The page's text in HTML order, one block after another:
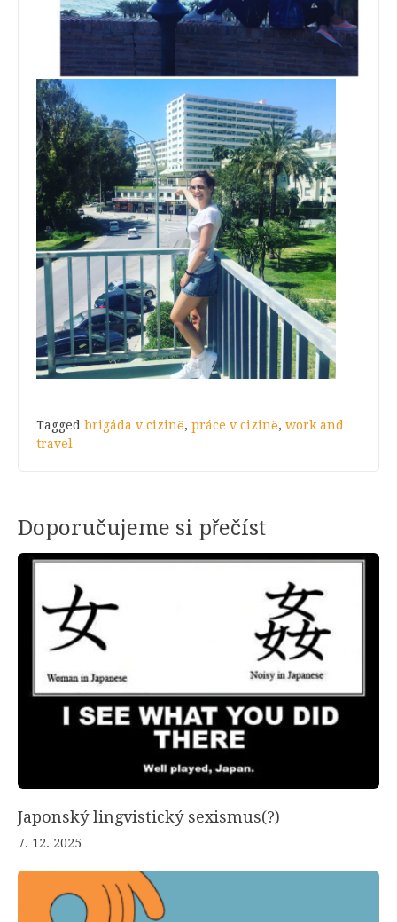
Tagged brigáda v cizině, práce v cizině, work and
travel
Doporučujeme si přečíst
Japonský lingvistický sexismus(?)
7. 12. 2025